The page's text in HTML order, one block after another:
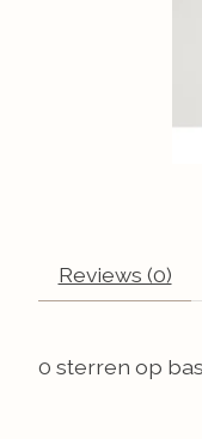
Reviews (0)
0 sterren op